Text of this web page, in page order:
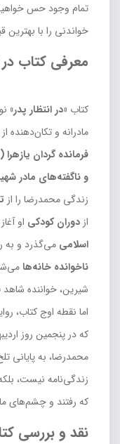
تمام وجود حس
خواندنی را با بهترین
معرفی کتاب در
کتاب «در انتظار پدر»
مادرانه و تکان‌دهنده
فرمانده گردان
و ناگفته‌های مادر
زندگی محمدرضا را از
از دوران کودکی او
اسلامی می‌گذرد و به
ناخوانده خانه‌ها
شیرین، خواننده شاهد
اما نقطه اوج کتاب،
محمدرضا، به پایانی
زندگی‌نامه نیست،
که رفتند و چشم‌های
نقد و بررسی